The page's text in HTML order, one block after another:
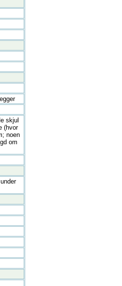
skjul
(hvor
noen
om